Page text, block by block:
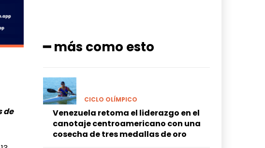
de
━ más como esto
CICLO OLÍMPICO
Venezuela retoma el liderazgo en el
canotaje centroamericano con una
cosecha de tres medallas de oro